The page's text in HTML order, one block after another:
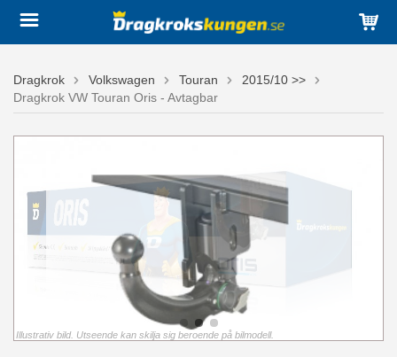
Dragkrok Volkswagen Touran
2015/10 >>
Dragkrok VW Touran Oris - Avtagbar
Illustrativ bild. Utseende kan skilja sig beroende på bilmodell.